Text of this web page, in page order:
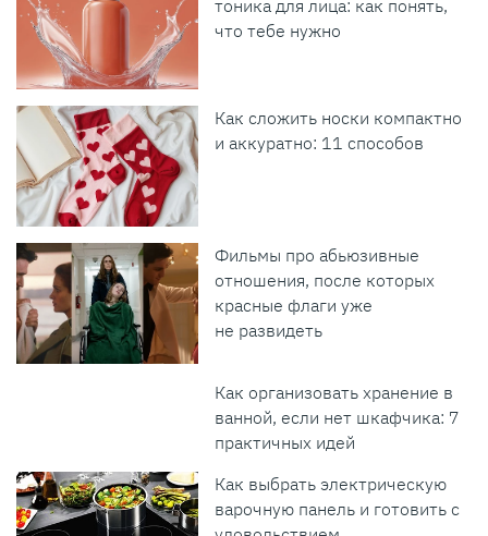
тоника для лица: как понять,
что тебе нужно
Как сложить носки компактно
и аккуратно: 11 способов
Фильмы про абьюзивные
отношения, после которых
красные флаги уже
не развидеть
Как организовать хранение в
ванной, если нет шкафчика: 7
практичных идей
Как выбрать электрическую
варочную панель и готовить с